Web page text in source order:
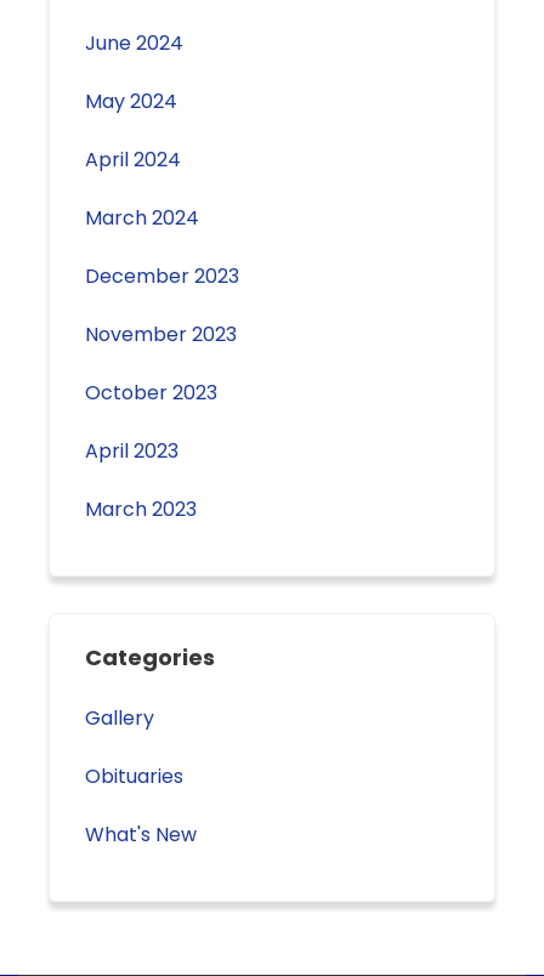
June 2024
May 2024
April 2024
March 2024
December 2023
November 2023
October 2023
April 2023
March 2023
Categories
Gallery
Obituaries
What's New